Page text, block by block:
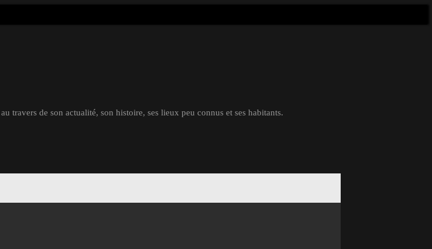
travers de son actualité, son histoire, ses lieux peu connus et ses habitants.